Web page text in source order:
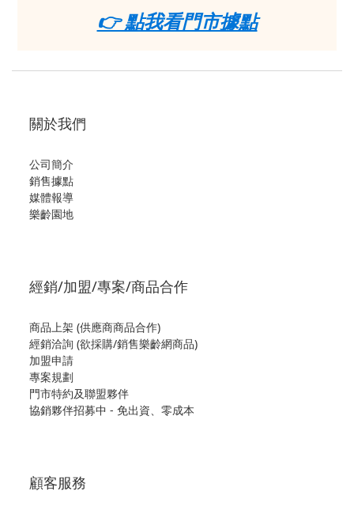
👉 點我看門市據點
關於我們
公司簡介
銷售據點
媒體報導
樂齡園地
經銷/加盟/專案/商品合作
商品上架 (供應商商品合作)
經銷洽詢 (欲採購/銷售樂齡網商品)
加盟申請
專案規劃
門市特約及聯盟夥伴
協銷夥伴招募中 - 免出資、零成本
顧客服務